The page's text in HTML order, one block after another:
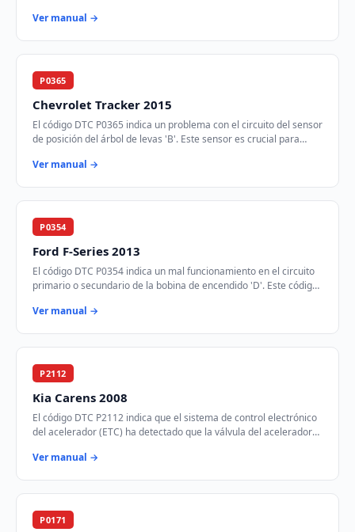
Ver manual →
P0365
Chevrolet Tracker 2015
El código DTC P0365 indica un problema con el circuito del sensor
de posición del árbol de levas 'B'. Este sensor es crucial para
Ver manual →
P0354
Ford F-Series 2013
El código DTC P0354 indica un mal funcionamiento en el circuito
primario o secundario de la bobina de encendido 'D'. Este código
Ver manual →
P2112
Kia Carens 2008
El código DTC P2112 indica que el sistema de control electrónico
del acelerador (ETC) ha detectado que la válvula del acelerador
Ver manual →
P0171